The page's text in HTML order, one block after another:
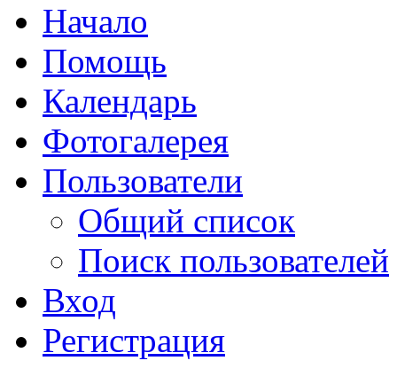
Начало
Помощь
Календарь
Фотогалерея
Пользователи
Общий список
Поиск пользователей
Вход
Регистрация